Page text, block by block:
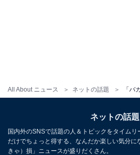
All About ニュース ネットの話題
ネットの話題
国内外のSNSで話題の人＆トピックをタイム
だけでちょっと得する、なんだか楽しい気分に
きゃ）損」ニュースが盛りだくさん。